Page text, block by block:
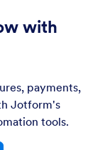
with
payments,
Jotform's
tools.